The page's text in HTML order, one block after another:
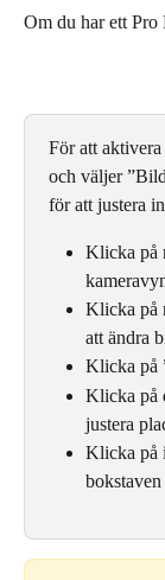
Om du har ett Pro
För att
och väljer
för att justera
Klicka på
Klicka på
att ändra
Klicka på
Klicka på
justera
Klicka på